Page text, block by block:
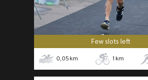
Few slots left
0,05 km 1 km